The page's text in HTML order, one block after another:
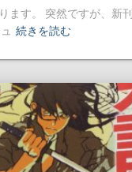
ます。 突然ですが、新
続きを読む